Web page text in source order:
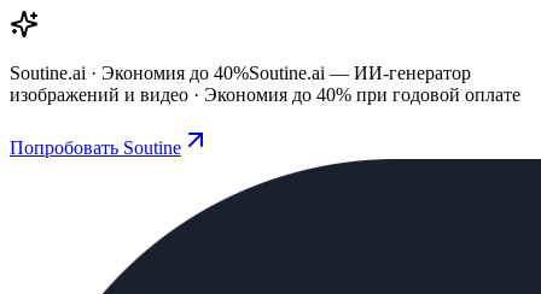
Soutine.ai · Экономия до 40%Soutine.ai — ИИ-генератор
изображений и видео · Экономия до 40% при годовой оплате
Попробовать Soutine